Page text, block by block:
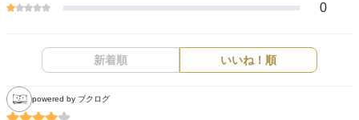
0
新着順 いいね！順
powered by ブクログ